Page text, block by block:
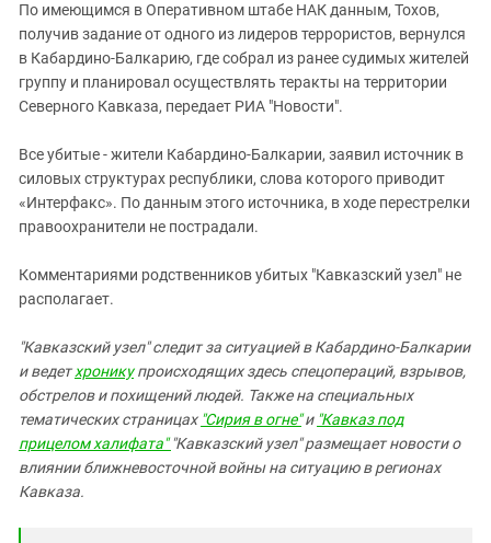
По имеющимся в Оперативном штабе НАК данным, Тохов,
получив задание от одного из лидеров террористов, вернулся
в Кабардино-Балкарию, где собрал из ранее судимых жителей
группу и планировал осуществлять теракты на территории
Северного Кавказа, передает РИА "Новости".
Все убитые - жители Кабардино-Балкарии, заявил источник в
силовых структурах республики, слова которого приводит
«Интерфакс». По данным этого источника, в ходе перестрелки
правоохранители не пострадали.
Комментариями родственников убитых "Кавказский узел" не
располагает.
"Кавказский узел" следит за ситуацией в Кабардино-Балкарии
и ведетхроникупроисходящих здесь спецопераций, взрывов,
обстрелов и похищений людей. Также на специальных
тематических страницах "Сирия в огне"и "Кавказ под
прицелом халифата""Кавказский узел"размещает новости о
влиянии ближневосточной войны на ситуацию в регионах
Кавказа.